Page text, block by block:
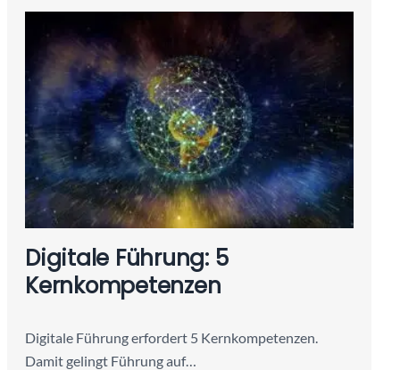
Digitale Führung: 5
Kernkompetenzen
Digitale Führung erfordert 5 Kernkompetenzen.
Damit gelingt Führung auf…